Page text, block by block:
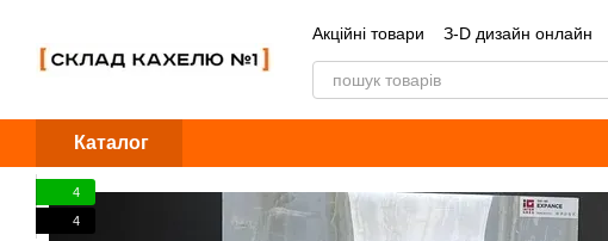
Акційні товари З-D дизайн онлайн
Обмін та повернення
Блог
Каталог
4
4